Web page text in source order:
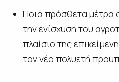
Ποια πρόσθετα μέτρα
την ενίσχυση του
πλαίσιο της
τον νέο πολυετή